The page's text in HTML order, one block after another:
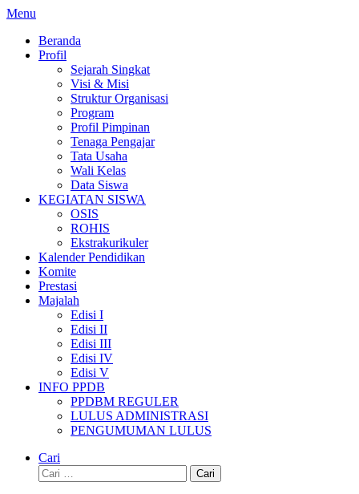
Lompat
konten
Menu
Beranda
Profil
Sejarah Singkat
Visi & Misi
Struktur Organisasi
Program
Profil Pimpinan
Tenaga Pengajar
Tata Usaha
Wali Kelas
Data Siswa
KEGIATAN SISWA
OSIS
ROHIS
Ekstrakurikuler
Kalender Pendidikan
Komite
Prestasi
Majalah
Edisi I
Edisi II
Edisi III
Edisi IV
Edisi V
INFO PPDB
PPDBM REGULER
LULUS ADMINISTRASI
PENGUMUMAN LULUS
Cari
Cari
untuk: